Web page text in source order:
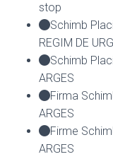
stop
Schimb
REGIM DE
Schimb
ARGES
Firma
ARGES
Firme
ARGES